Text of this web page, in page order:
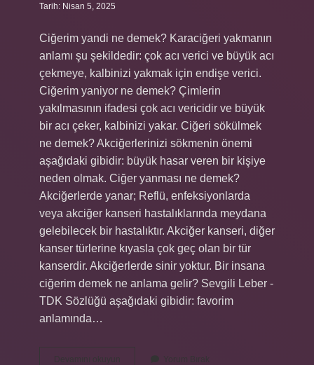
Tarih: Nisan 5, 2025
Ciğerim yandi ne demek? Karaciğeri yakmanın
anlamı şu şekildedir: çok acı verici ve büyük acı
çekmeye, kalbinizi yakmak için endişe verici.
Ciğerim yaniyor ne demek? Çimlerin
yakılmasının ifadesi çok acı vericidir ve büyük
bir acı çeker, kalbinizi yakar. Ciğeri sökülmek
ne demek? Akciğerlerinizi sökmenin önemi
aşağıdaki gibidir: büyük hasar veren bir kişiye
neden olmak. Ciğer yanması ne demek?
Akciğerlerde yanar; Reflü, enfeksiyonlarda
veya akciğer kanseri hastalıklarında meydana
gelebilecek bir hastalıktır. Akciğer kanseri, diğer
kanser türlerine kıyasla çok geç olan bir tür
kanserdir. Akciğerlerde sinir yoktur. Bir insana
ciğerim demek ne anlama gelir? Sevgili Leber -
TDK Sözlüğü aşağıdaki gibidir: favorim
anlamında…
Devamını okuyun
Ciğerimizi
Yorum Bırak